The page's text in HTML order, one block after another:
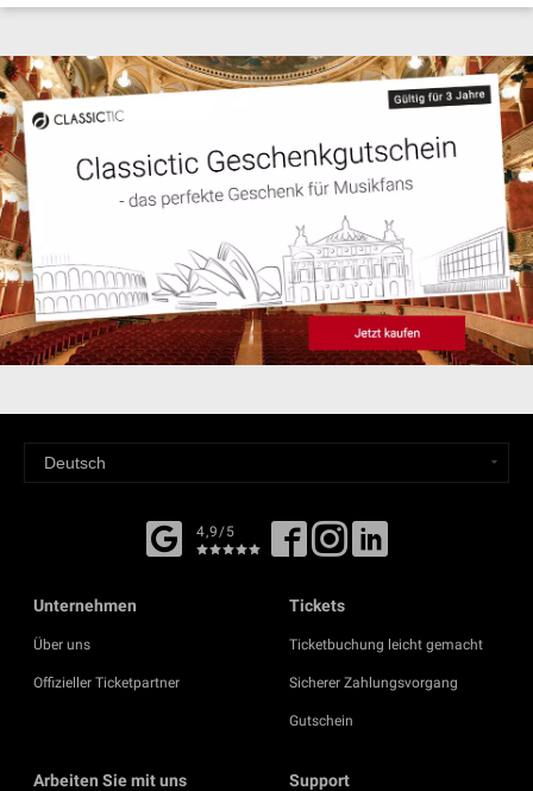
4,9/5
Unternehmen
Über uns
Offizieller Ticketpartner
Tickets
Ticketbuchung leicht gemacht
Sicherer Zahlungsvorgang
Gutschein
Arbeiten Sie mit uns Support